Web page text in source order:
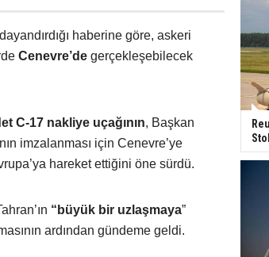
dayandırdığı haberine göre, askeri
Cenevre’de gerçekleşebilecek
C-17 nakliye uçağının, Başkan
imzalanması için Cenevre’ye
hareket ettiğini öne sürdü.
“büyük bir uzlaşmaya”
ardından gündeme geldi.